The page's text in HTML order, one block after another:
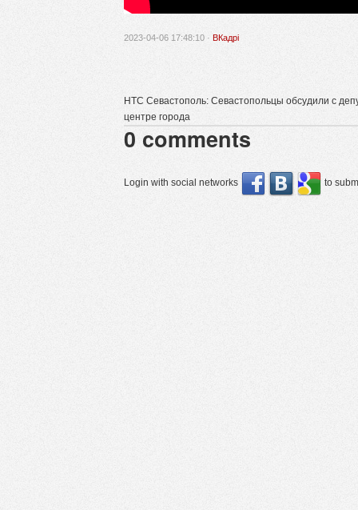
2023-04-06 17:48:10 · ВКадрі
НТС Севастополь: Севастопольцы обсудили с
центре города
0 comments
Login with social networks to